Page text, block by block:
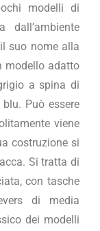
modelli di
suo nome alla
modello adatto
a spina di
Può essere
viene
costruzione si
Si tratta di
con tasche
di media
dei modelli